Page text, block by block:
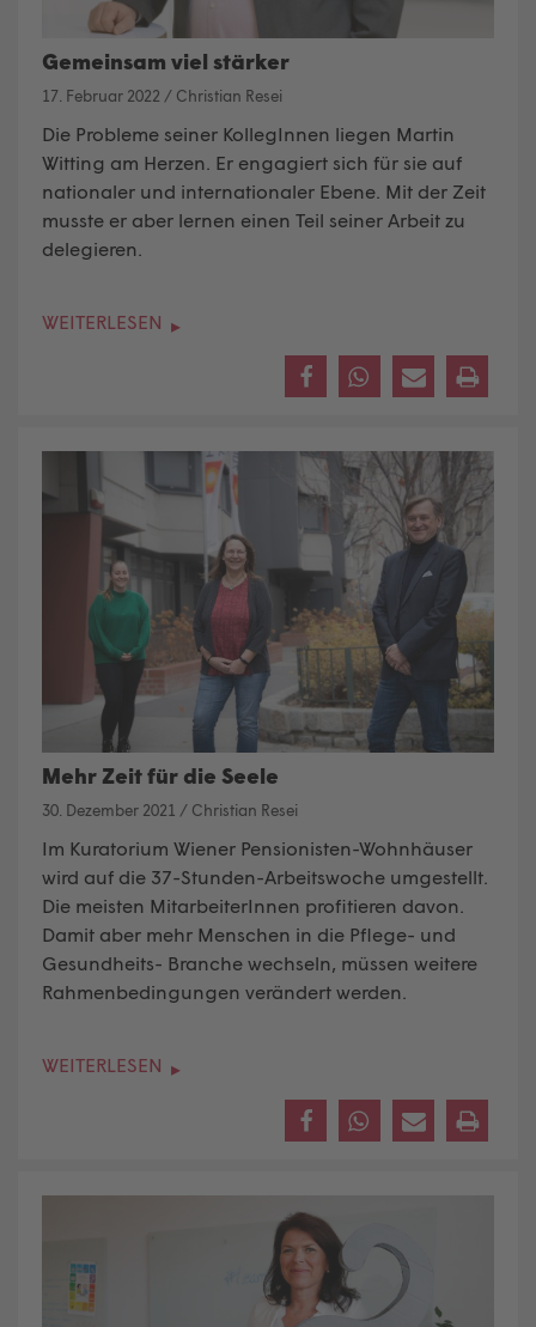
Gemeinsam viel stärker
17. Februar 2022 / Christian Resei
Die Probleme seiner KollegInnen liegen Martin
Witting am Herzen. Er engagiert sich für sie auf
nationaler und internationaler Ebene. Mit der Zeit
musste er aber lernen einen Teil seiner Arbeit zu
delegieren.
WEITERLESEN
Mehr Zeit für die Seele
30. Dezember 2021 / Christian Resei
Im Kuratorium Wiener Pensionisten-Wohnhäuser
wird auf die 37-Stunden-Arbeitswoche umgestellt.
Die meisten MitarbeiterInnen profitieren davon.
Damit aber mehr Menschen in die Pflege- und
Gesundheits- Branche wechseln, müssen weitere
Rahmenbedingungen verändert werden.
WEITERLESEN